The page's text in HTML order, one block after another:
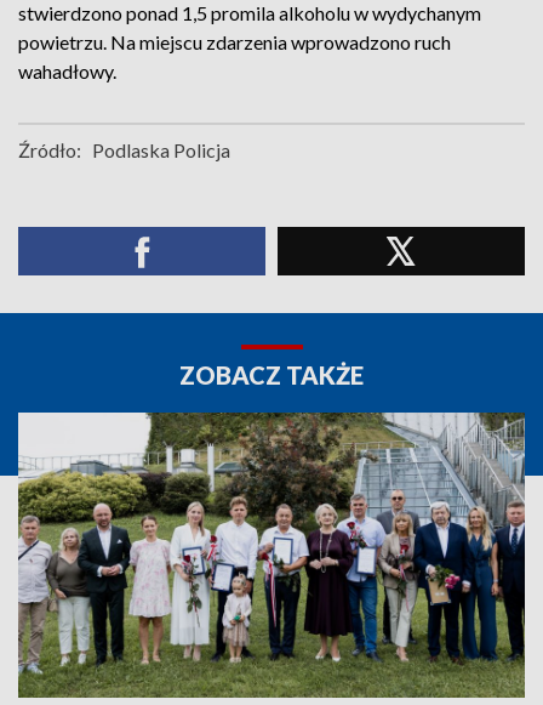
stwierdzono ponad 1,5 promila alkoholu w wydychanym
powietrzu. Na miejscu zdarzenia wprowadzono ruch
wahadłowy.
Źródło: Podlaska Policja
ZOBACZ TAKŻE